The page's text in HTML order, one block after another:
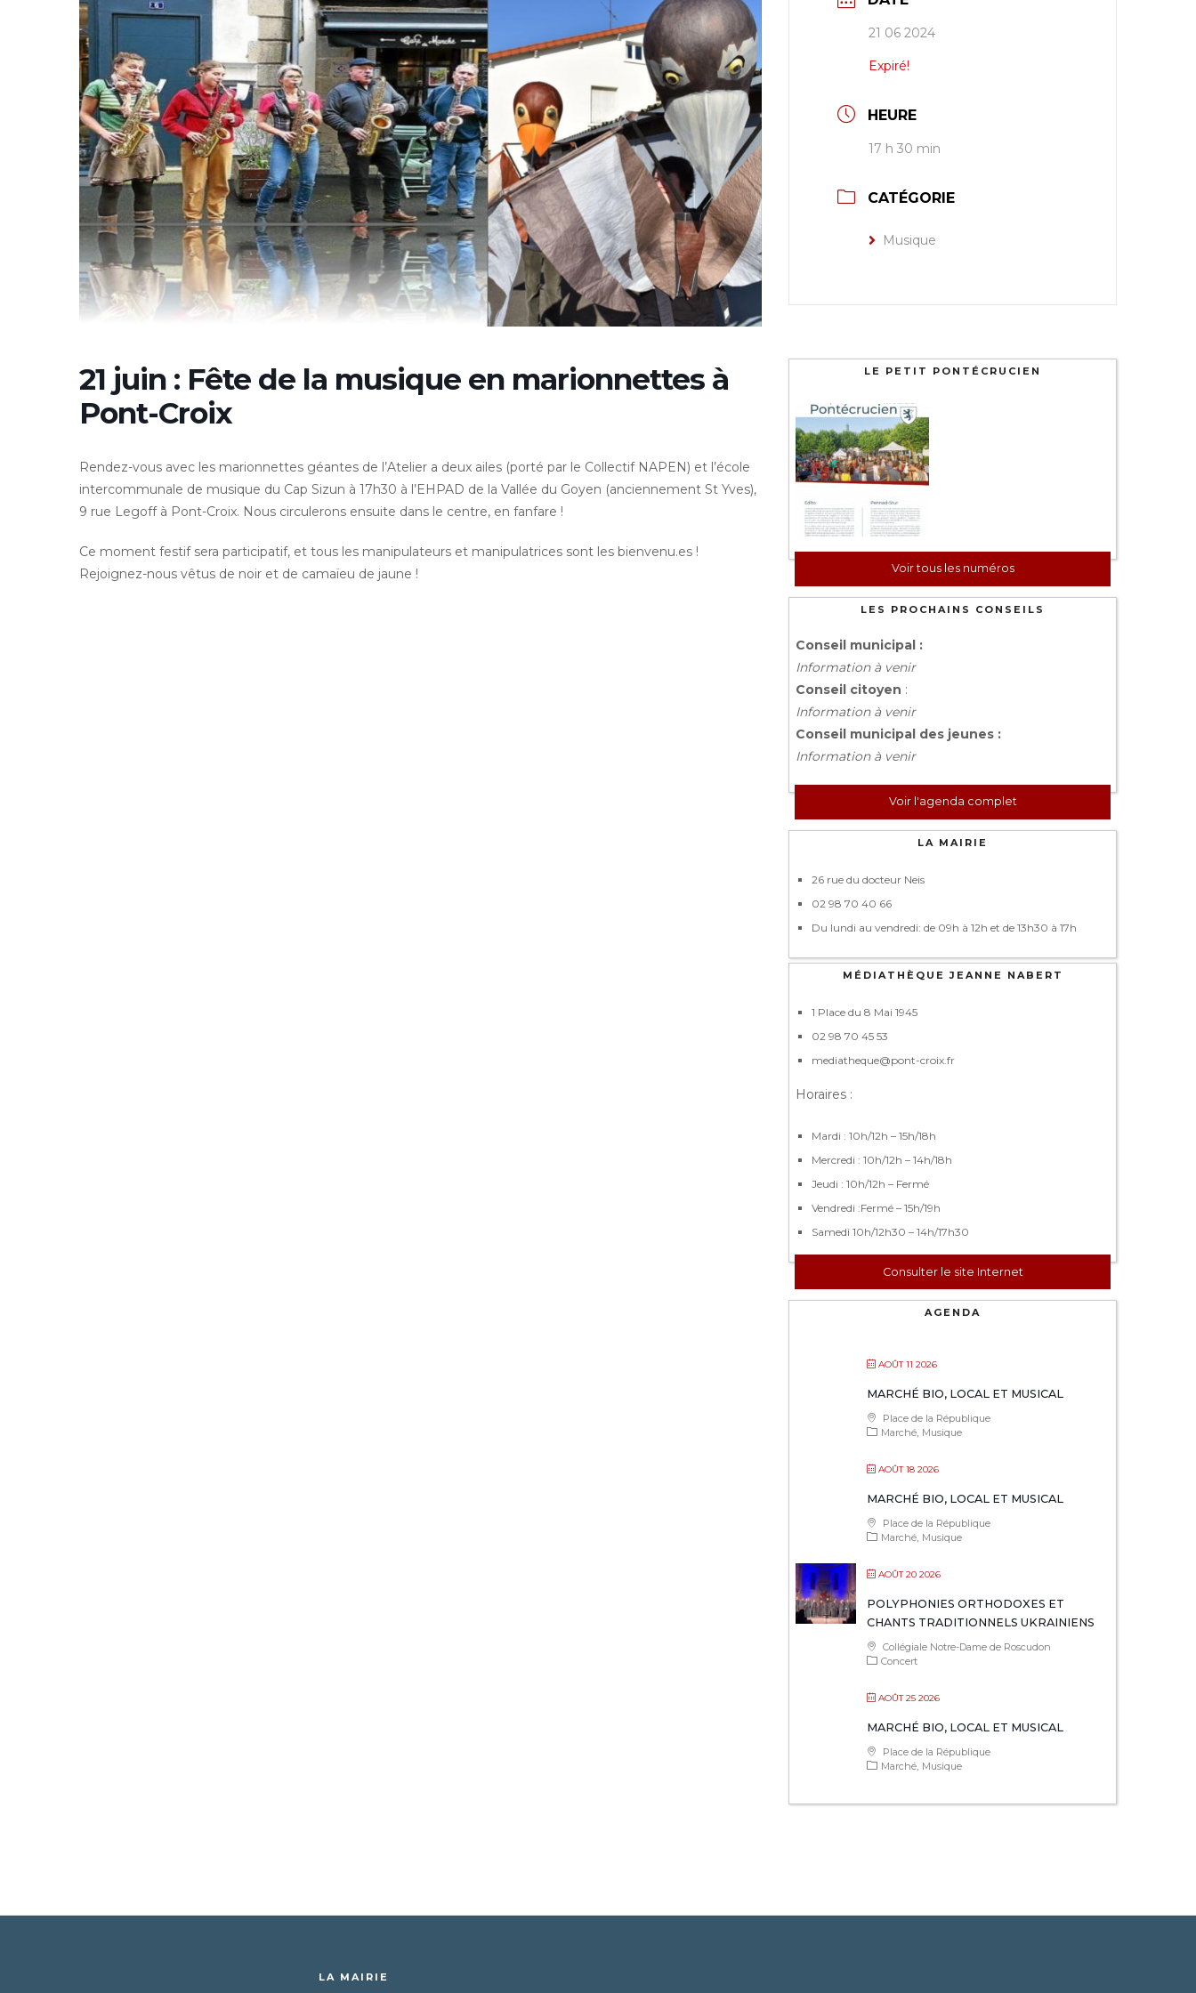
21 juin : Fête de la musique en marionnettes à
Pont-Croix
Rendez-vous avec les marionnettes géantes de l’Atelier a deux ailes (porté par le Collectif NAPEN) et l’école
intercommunale de musique du Cap Sizun à 17h30 à l’EHPAD de la Vallée du Goyen (anciennement St Yves),
9 rue Legoff à Pont-Croix. Nous circulerons ensuite dans le centre, en fanfare !
Ce moment festif sera participatif, et tous les manipulateurs et manipulatrices sont les bienvenu.es !
Rejoignez-nous vêtus de noir et de camaïeu de jaune !
21 06 2024
Expiré!
HEURE
17 h 30 min
CATÉGORIE
Musique
LE PETIT PONTÉCRUCIEN
Voir tous les numéros
LES PROCHAINS CONSEILS
Conseil municipal :
Information à venir
Conseil citoyen :
Information à venir
Conseil municipal des jeunes :
Information à venir
Voir l'agenda complet
LA MAIRIE
26 rue du docteur Neis
02 98 70 40 66
Du lundi au vendredi: de 09h à 12h et de 13h30 à 17h
MÉDIATHÈQUE JEANNE NABERT
1 Place du 8 Mai 1945
02 98 70 45 53
mediatheque@pont-croix.fr
Horaires :
Mardi : 10h/12h – 15h/18h
Mercredi : 10h/12h – 14h/18h
Jeudi : 10h/12h – Fermé
Vendredi :Fermé – 15h/19h
Samedi 10h/12h30 – 14h/17h30
Consulter le site Internet
AGENDA
AOÛT 11 2026
MARCHÉ BIO, LOCAL ET MUSICAL
Place de la République
Marché Musique
AOÛT 18 2026
MARCHÉ BIO, LOCAL ET MUSICAL
Place de la République
Marché Musique
AOÛT 20 2026
POLYPHONIES ORTHODOXES ET
CHANTS TRADITIONNELS UKRAINIENS
Collégiale Notre-Dame de Roscudon
Concert
AOÛT 25 2026
MARCHÉ BIO, LOCAL ET MUSICAL
Place de la République
Marché Musique
LA MAIRIE